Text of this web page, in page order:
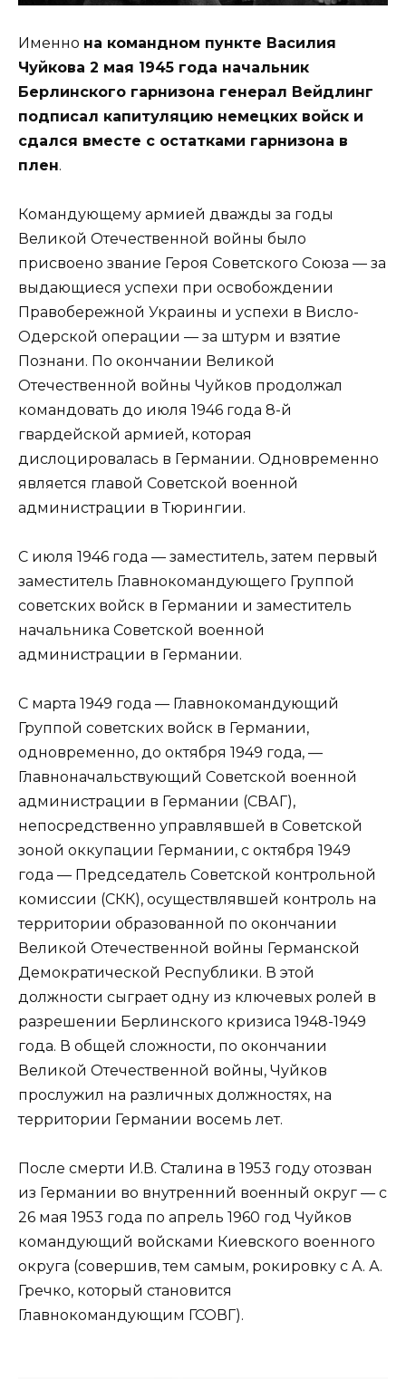
Именно на командном пункте Василия
Чуйкова 2 мая 1945 года начальник
Берлинского гарнизона генерал Вейдлинг
подписал капитуляцию немецких войск и
сдался вместе с остатками гарнизона в
плен.
Командующему армией дважды за годы
Великой Отечественной войны было
присвоено звание Героя Советского Союза — за
выдающиеся успехи при освобождении
Правобережной Украины и успехи в Висло-
Одерской операции — за штурм и взятие
Познани. По окончании Великой
Отечественной войны Чуйков продолжал
командовать до июля 1946 года 8-й
гвардейской армией, которая
дислоцировалась в Германии. Одновременно
является главой Советской военной
администрации в Тюрингии.
С июля 1946 года — заместитель, затем первый
заместитель Главнокомандующего Группой
советских войск в Германии и заместитель
начальника Советской военной
администрации в Германии.
С марта 1949 года — Главнокомандующий
Группой советских войск в Германии,
одновременно, до октября 1949 года, —
Главноначальствующий Советской военной
администрации в Германии (СВАГ),
непосредственно управлявшей в Советской
зоной оккупации Германии, с октября 1949
года — Председатель Советской контрольной
комиссии (СКК), осуществлявшей контроль на
территории образованной по окончании
Великой Отечественной войны Германской
Демократической Республики. В этой
должности сыграет одну из ключевых ролей в
разрешении Берлинского кризиса 1948-1949
года. В общей сложности, по окончании
Великой Отечественной войны, Чуйков
прослужил на различных должностях, на
территории Германии восемь лет.
После смерти И.В. Сталина в 1953 году отозван
из Германии во внутренний военный округ — с
26 мая 1953 года по апрель 1960 год Чуйков
командующий войсками Киевского военного
округа (совершив, тем самым, рокировку с А. А.
Гречко, который становится
Главнокомандующим ГСОВГ).